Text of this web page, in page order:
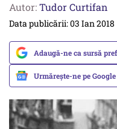
Autor:Tudor Curtifan
Data publicării: 03 Ian 2018
Adaugă-ne ca sursă
Urmărește-ne pe